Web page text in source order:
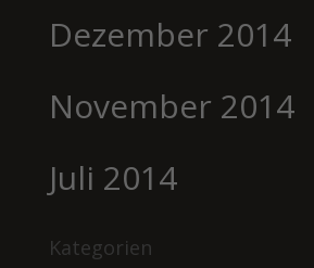
Dezember 2014
November 2014
Juli 2014
Kategorien